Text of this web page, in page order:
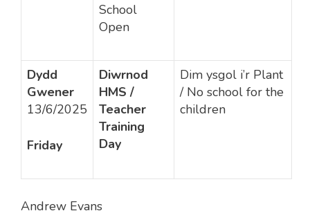
School
Open
Dydd
Gwener
13/6/2025
Friday
Diwrnod
HMS /
Teacher
Training
Day
Dim ysgol i’r Plant
/ No school for the
children
Andrew Evans